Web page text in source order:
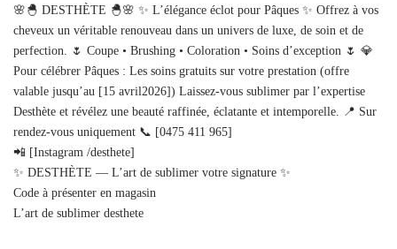
🌸🐣 DESTHÈTE 🐣🌸 ✨ L’élégance éclot pour Pâques ✨ Offrez à vos
cheveux un véritable renouveau dans un univers de luxe, de soin et de
perfection. 🌷 Coupe • Brushing • Coloration • Soins d’exception 🌷 💎
Pour célébrer Pâques : Les soins gratuits sur votre prestation (offre
valable jusqu’au [15 avril2026]) Laissez-vous sublimer par l’expertise
Desthète et révélez une beauté raffinée, éclatante et intemporelle. 📍 Sur
rendez-vous uniquement 📞 [0475 411 965]
📲 [Instagram /desthete]
✨ DESTHÈTE — L’art de sublimer votre signature ✨
Code à présenter en magasin
L’art de sublimer desthete